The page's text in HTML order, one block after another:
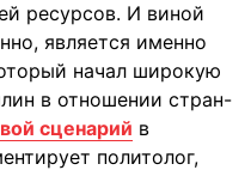
ресурсов. И виной
является именно
начал широкую
в отношении стран-
сценарий в
политолог,